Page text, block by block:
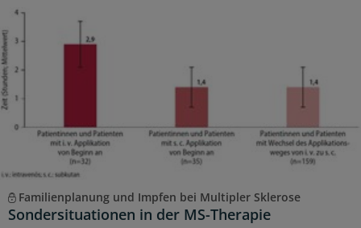
Familienplanung und Impfen bei Multipler Sklerose
Sondersituationen in der MS-Therapie